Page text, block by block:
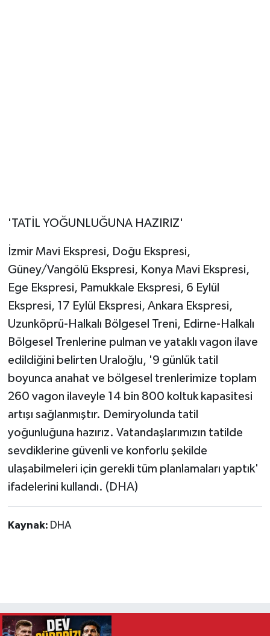
'TATİL YOĞUNLUĞUNA HAZIRIZ'
İzmir Mavi Ekspresi, Doğu Ekspresi,
Güney/Vangölü Ekspresi, Konya Mavi Ekspresi,
Ege Ekspresi, Pamukkale Ekspresi, 6 Eylül
Ekspresi, 17 Eylül Ekspresi, Ankara Ekspresi,
Uzunköprü-Halkalı Bölgesel Treni, Edirne-Halkalı
Bölgesel Trenlerine pulman ve yataklı vagon ilave
edildiğini belirten Uraloğlu, '9 günlük tatil
boyunca anahat ve bölgesel trenlerimize toplam
260 vagon ilaveyle 14 bin 800 koltuk kapasitesi
artışı sağlanmıştır. Demiryolunda tatil
yoğunluğuna hazırız. Vatandaşlarımızın tatilde
sevdiklerine güvenli ve konforlu şekilde
ulaşabilmeleri için gerekli tüm planlamaları yaptık'
ifadelerini kullandı. (DHA)
Kaynak: DHA